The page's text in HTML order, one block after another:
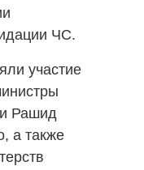
ЧС.
участие
Рашид
а также